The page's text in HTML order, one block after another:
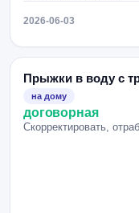
2026-06-03
Прыжки в воду с
на дому
договорная
Скорректировать,